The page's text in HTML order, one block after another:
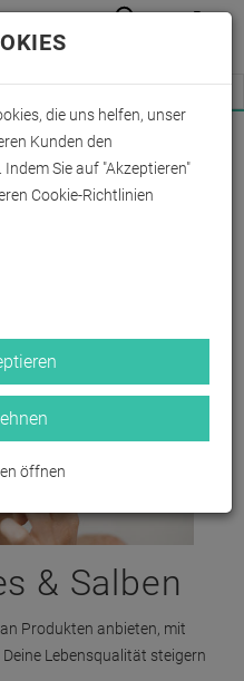
Fachhändler zum
hier
Anmelden
& Salben
Produkten anbieten, mit
Lebensqualität steigern
die uns helfen, unser
Kunden den
Sie auf "Akzeptieren"
Cookie-Richtlinien
öffnen